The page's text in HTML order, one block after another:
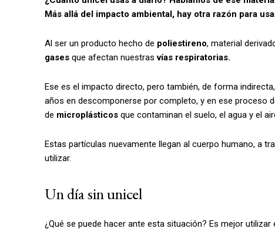
Más allá del impacto ambiental, hay otra razón para
Al ser un producto hecho de poliestireno, material
gases que afectan nuestrasvías respiratorias.
Ese es el impacto directo, pero también, de forma
años en descomponerse por completo, y en ese proceso
de microplásticos que contaminan el suelo, el agua y el
Estas partículas nuevamente llegan al cuerpo humano, a
utilizar.
Un día sin unicel
¿Qué se puede hacer ante esta situación? Es mejor